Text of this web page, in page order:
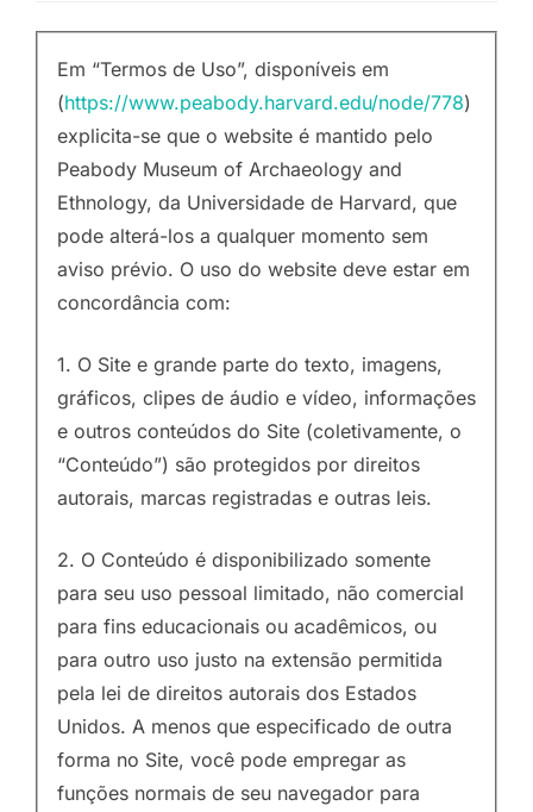
Em “Termos de Uso”, disponíveis em
(https://www.peabody.harvard.edu/node/778)
explicita-se que o website é mantido pelo
Peabody Museum of Archaeology and
Ethnology, da Universidade de Harvard, que
pode alterá-los a qualquer momento sem
aviso prévio. O uso do website deve estar em
concordância com:
1. O Site e grande parte do texto, imagens,
gráficos, clipes de áudio e vídeo, informações
e outros conteúdos do Site (coletivamente, o
“Conteúdo”) são protegidos por direitos
autorais, marcas registradas e outras leis.
2. O Conteúdo é disponibilizado somente
para seu uso pessoal limitado, não comercial
para fins educacionais ou acadêmicos, ou
para outro uso justo na extensão permitida
pela lei de direitos autorais dos Estados
Unidos. A menos que especificado de outra
forma no Site, você pode empregar as
funções normais de seu navegador para